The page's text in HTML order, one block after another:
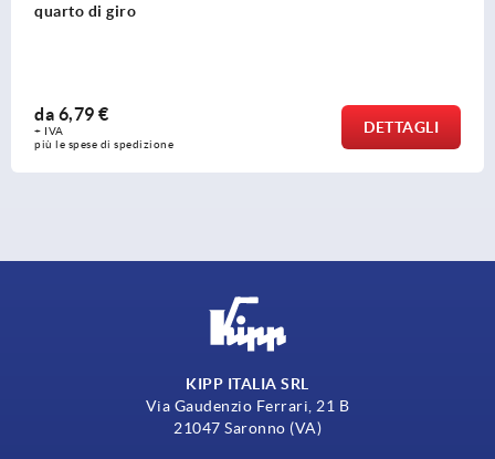
quarto di giro
da 6,79 €
+ IVA
più le spese di spedizione
DETTAGLI
KIPP ITALIA SRL
Via Gaudenzio Ferrari, 21 B
21047 Saronno (VA)